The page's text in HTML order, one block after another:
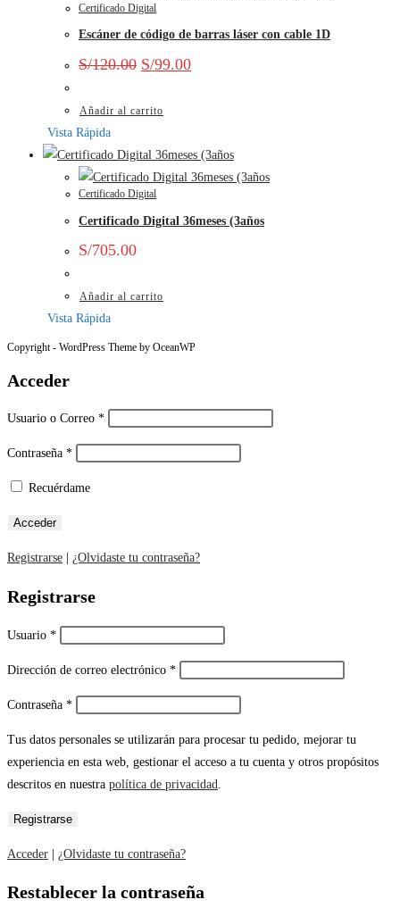
Certificado Digital
Escáner de código de barras láser con cable 1D
S/120.00 S/99.00
Añadir al carrito
Vista Rápida
Certificado Digital
Certificado Digital 36meses (3años
S/705.00
Añadir al carrito
Vista Rápida
Copyright - WordPress Theme by OceanWP
Acceder
Usuario o Correo *
Contraseña *
Recuérdame
Registrarse ¿Olvidaste tu contraseña?
Registrarse
Usuario *
Dirección de correo electrónico *
Contraseña *
Tus datos personales se utilizarán para procesar tu pedido, mejorar tu
experiencia en esta web, gestionar el acceso a tu cuenta y otros propósitos
descritos en nuestra política de privacidad
Acceder | ¿Olvidaste tu contraseña?
Restablecer la contraseña